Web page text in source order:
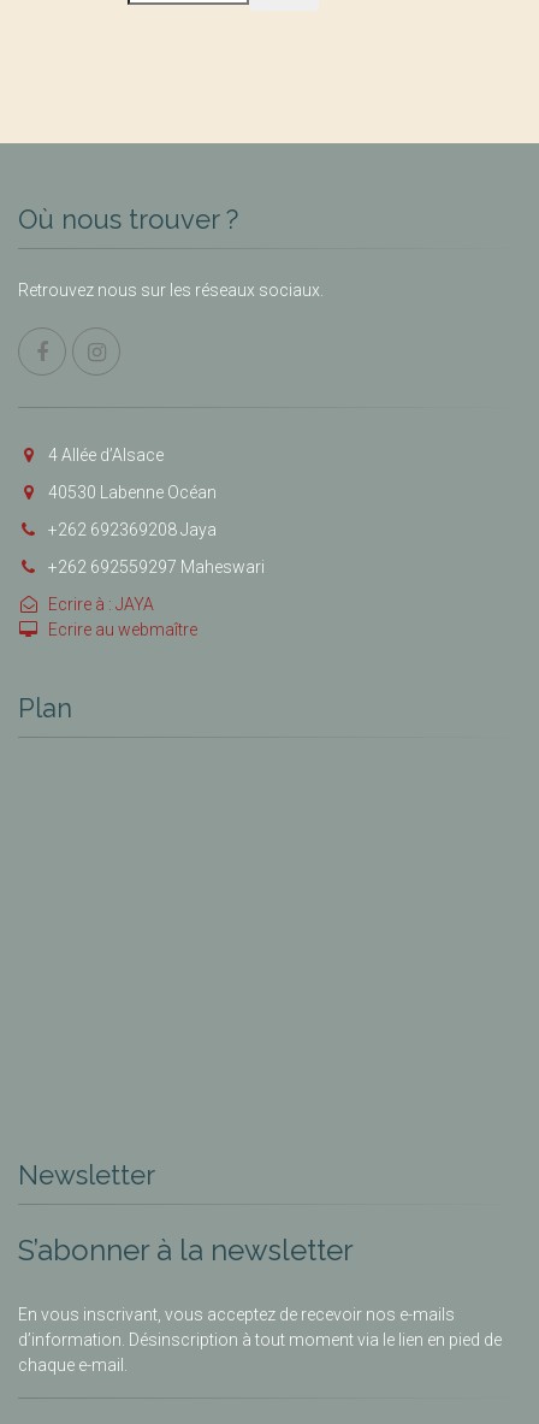
Où nous trouver ?
Retrouvez nous sur les réseaux sociaux.
4 Allée d’Alsace
40530 Labenne Océan
+262 692369208 Jaya
+262 692559297 Maheswari
Ecrire à : JAYA
Ecrire au webmaître
Plan
Newsletter
S’abonner à la newsletter
En vous inscrivant, vous acceptez de recevoir nos e-mails
d’information. Désinscription à tout moment via le lien en pied de
chaque e-mail.